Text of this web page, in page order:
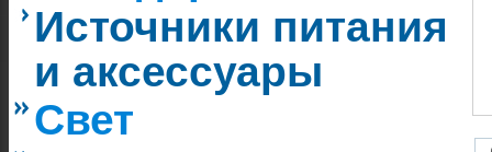
Источники питания
и аксессуары
Свет